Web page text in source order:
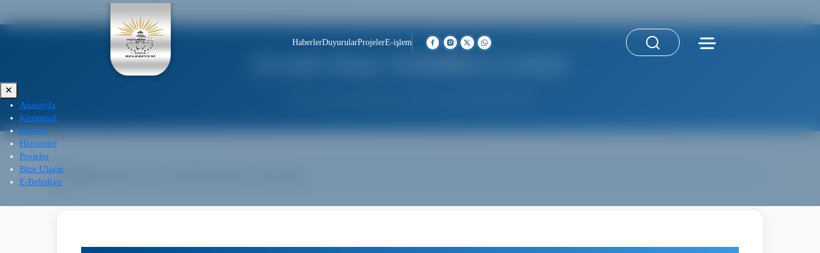
HaberlerDuyurularProjelerE-işlem
✕
Anasayfa
Kurumsal
Başkan
Hizmetler
Projeler
Bize Ulaşın
E-Belediye